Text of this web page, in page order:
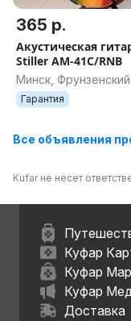
365 р.
Акустическая
Stiller AM-41C/RNB
Минск, Фрунзенский
Гарантия
Все объявления
Kufar не несет
Куфар
Куфар
Куфар
Доставка